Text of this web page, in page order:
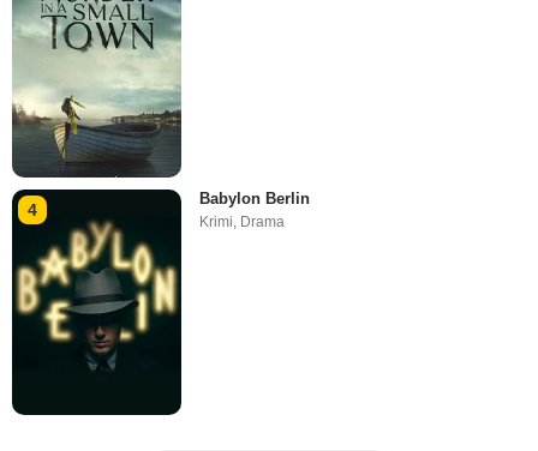
4
Babylon Berlin
Krimi, Drama